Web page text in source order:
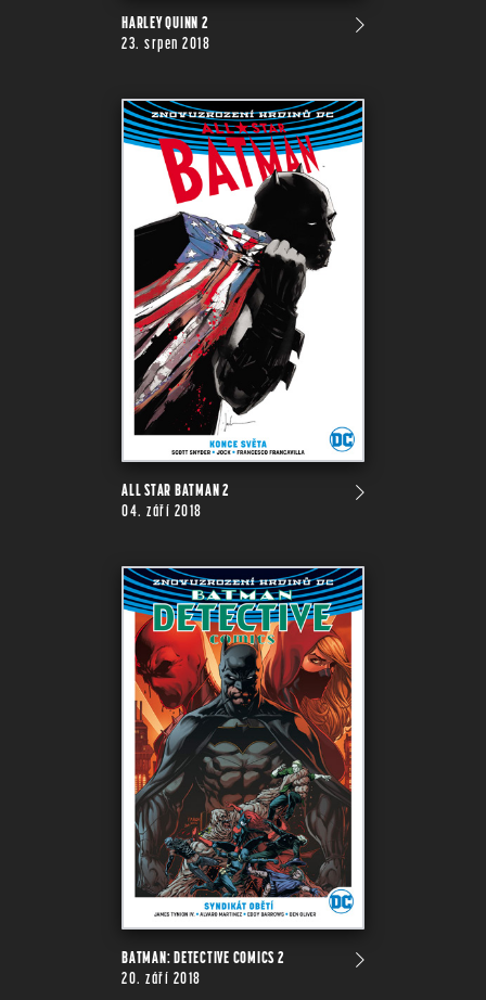
HARLEY QUINN 2
23. srpen 2018
ALL STAR BATMAN 2
04. září 2018
BATMAN: DETECTIVE COMICS 2
20. září 2018